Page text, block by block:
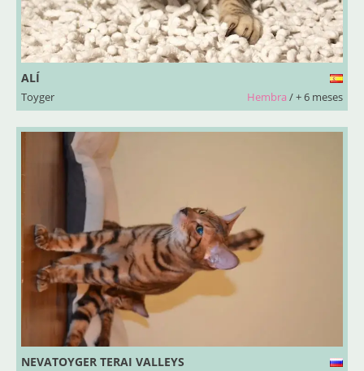
ALÍ
Toyger Hembra / + 6 meses
NEVATOYGER TERAI VALLEYS